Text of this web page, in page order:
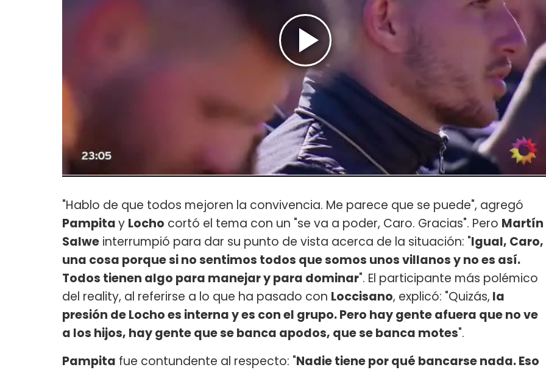
"Hablo de que todos mejoren la convivencia. Me parece que se puede", agregó
Pampitay Locho cortó el tema con un "se va a poder, Caro. Gracias". Pero Martín
Salwe interrumpió para dar su punto de vista acerca de la situación: "Igual, Caro,
una cosa porque si no sentimos todos que somos unos villanos y no es así.
Todos tienen algo para manejar y para dominar". El participante más polémico
del reality, al referirse a lo que ha pasado con Loccisano, explicó: "Quizás, la
presión de Locho es interna y es con el grupo. Pero hay gente afuera que no ve
a los hijos, hay gente que se banca apodos, que se banca motes".
Pampita fue contundente al respecto: "Nadie tiene por qué bancarse nada. Eso